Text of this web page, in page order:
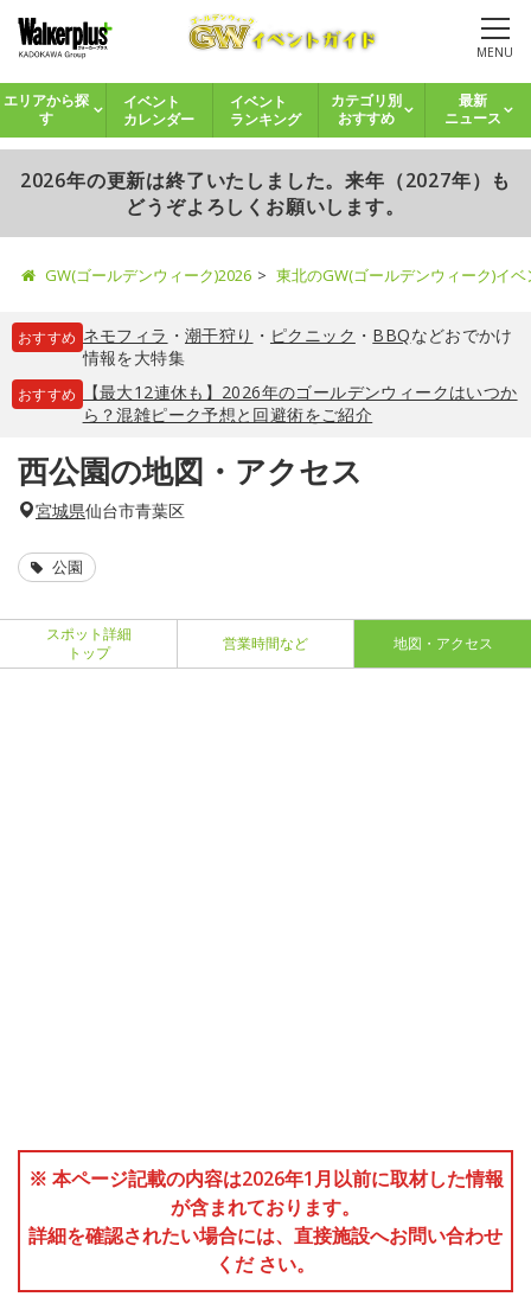
MENU
エリアから探
す
イベント
カレンダー
イベント
ランキング
カテゴリ別
おすすめ
最新
ニュース
2026年の更新は終了いたしました。来年（2027年）も
どうぞよろしくお願いします。
GW(ゴールデンウィーク)2026 東北のGW(ゴールデンウィーク)イ
おすすめ ネモフィラ ・ 潮干狩り ・ ピクニック ・ BBQなどおでかけ
情報を大特集
おすすめ
【最大12連休も】2026年のゴールデンウィークはいつか
ら？混雑ピーク予想と回避術をご紹介
西公園の地図・アクセス
宮城県仙台市青葉区
公園
スポット詳細
トップ
営業時間など 地図・アクセス
※ 本ページ記載の内容は2026年1月以前に取材した情報
が含まれております。
詳細を確認されたい場合には、直接施設へお問い合わせ
くだ さい。